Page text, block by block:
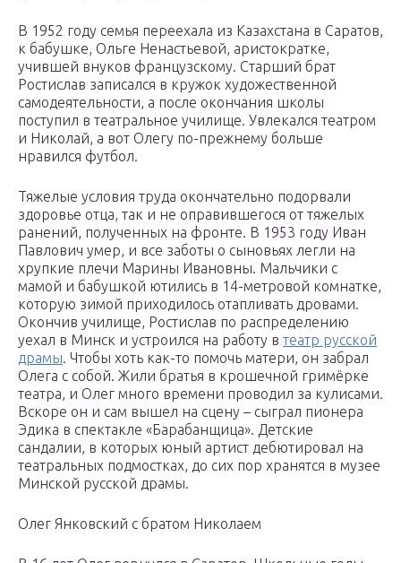
В 1952 году семья переехала из Казахстана в Саратов,
к бабушке, Ольге Ненастьевой, аристократке,
учившей внуков французскому. Старший брат
Ростислав записался в кружок художественной
самодеятельности, а после окончания школы
поступил в театральное училище. Увлекался театром
и Николай, а вот Олегу по-прежнему больше
нравился футбол.
Тяжелые условия труда окончательно подорвали
здоровье отца, так и не оправившегося от тяжелых
ранений, полученных на фронте. В 1953 году Иван
Павлович умер, и все заботы о сыновьях легли на
хрупкие плечи Марины Ивановны. Мальчики с
мамой и бабушкой ютились в 14-метровой комнатке,
которую зимой приходилось отапливать дровами.
Окончив училище, Ростислав по распределению
уехал в Минск и устроился на работу в театр русской
драмы. Чтобы хоть как-то помочь матери, он забрал
Олега с собой. Жили братья в крошечной гримёрке
театра, и Олег много времени проводил за кулисами.
Вскоре он и сам вышел на сцену – сыграл пионера
Эдика в спектакле «Барабанщица». Детские
сандалии, в которых юный артист дебютировал на
театральных подмостках, до сих пор хранятся в музее
Минской русской драмы.
Олег Янковский с братом Николаем